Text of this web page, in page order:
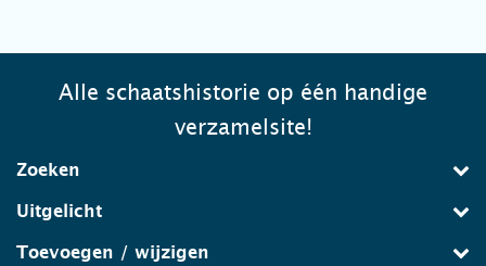
Alle schaatshistorie op één handige
verzamelsite!
Zoeken
Uitgelicht
Toevoegen / wijzigen